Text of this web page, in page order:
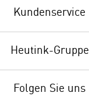
Kundenservice
Heutink-Gruppe
Folgen Sie uns